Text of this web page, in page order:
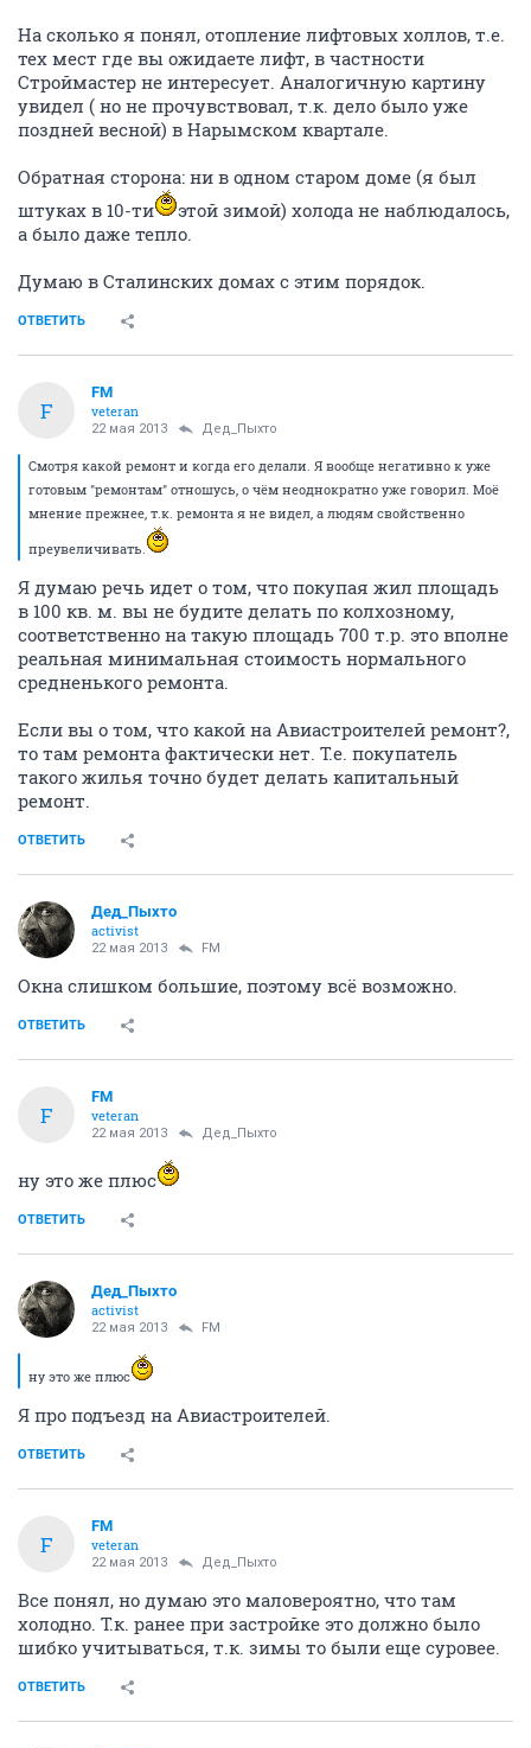
На сколько я понял, отопление лифтовых холлов, т.е.
тех мест где вы ожидаете лифт, в частности
Строймастер не интересует. Аналогичную картину
увидел ( но не прочувствовал, т.к. дело было уже
поздней весной) в Нарымском квартале.
Обратная сторона: ни в одном старом доме (я был
штуках в 10-ти
этой зимой) холода не наблюдалось,
а было даже тепло.
Думаю в Сталинских домах с этим порядок.
ОТВЕТИТЬ
F
FM
veteran
22 мая 2013 Дед_Пыхто
Смотря какой ремонт и когда его делали. Я вообще негативно к уже
готовым "ремонтам" отношусь, о чём неоднократно уже говорил. Моё
мнение прежнее, т.к. ремонта я не видел, а людям свойственно
преувеличивать.
Я думаю речь идет о том, что покупая жил площадь
в 100 кв. м. вы не будите делать по колхозному,
соответственно на такую площадь 700 т.р. это вполне
реальная минимальная стоимость нормального
средненького ремонта.
Если вы о том, что какой на Авиастроителей ремонт?,
то там ремонта фактически нет. Т.е. покупатель
такого жилья точно будет делать капитальный
ремонт.
ОТВЕТИТЬ
Дед_Пыхто
activist
22 мая 2013 FM
Окна слишком большие, поэтому всё возможно.
ОТВЕТИТЬ
F
FM
veteran
22 мая 2013 Дед_Пыхто
ну это же плюс
ОТВЕТИТЬ
Дед_Пыхто
activist
22 мая 2013 FM
ну это же плюс
Я про подъезд на Авиастроителей.
ОТВЕТИТЬ
F
FM
veteran
22 мая 2013 Дед_Пыхто
Все понял, но думаю это маловероятно, что там
холодно. Т.к. ранее при застройке это должно было
шибко учитываться, т.к. зимы то были еще суровее.
ОТВЕТИТЬ